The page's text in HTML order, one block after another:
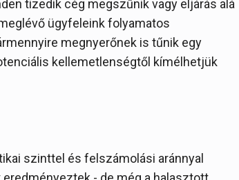
tizedik cég megszűnik vagy eljárás alá
ügyfeleink folyamatos
megnyerőnek is tűnik egy
kellemetlenségtől kímélhetjük
szinttel és felszámolási aránnyal